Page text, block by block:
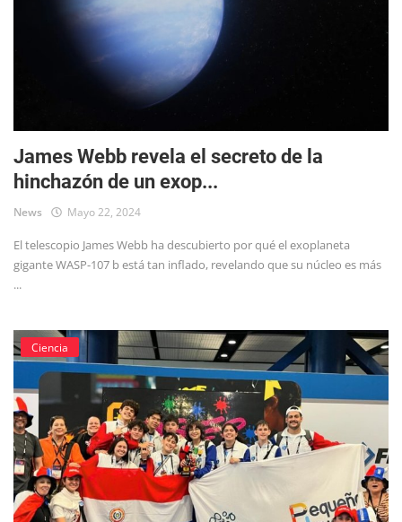
James Webb revela el secreto de la
hinchazón de un exop...
News Mayo 22, 2024
El telescopio James Webb ha descubierto por qué el exoplaneta
gigante WASP-107 b está tan inflado, revelando que su núcleo es más
...
Ciencia